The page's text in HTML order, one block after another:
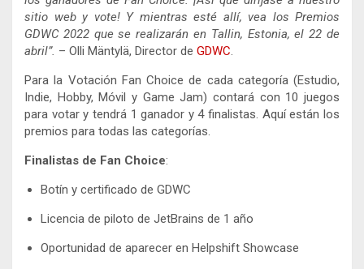
sitio web y vote! Y mientras esté allí, vea los Premios
GDWC 2022 que se realizarán en Tallin, Estonia, el 22 de
abril”. – Olli Mäntylä, Director de GDWC.
Para la Votación Fan Choice de cada categoría (Estudio,
Indie, Hobby, Móvil y Game Jam) contará con 10 juegos
para votar y tendrá 1 ganador y 4 finalistas. Aquí están los
premios para todas las categorías.
Finalistas de Fan Choice:
Botín y certificado de GDWC
Licencia de piloto de JetBrains de 1 año
Oportunidad de aparecer en Helpshift Showcase